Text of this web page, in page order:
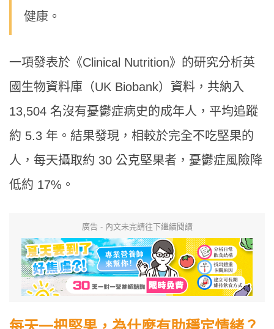
健康。
一項發表於《Clinical Nutrition》的研究分析英
國生物資料庫（UK Biobank）資料，共納入
13,504 名沒有憂鬱症病史的成年人，平均追蹤
約 5.3 年。結果發現，相較於完全不吃堅果的
人，每天攝取約 30 公克堅果者，憂鬱症風險降
低約 17%。
廣告 - 內文未完請往下繼續閱讀